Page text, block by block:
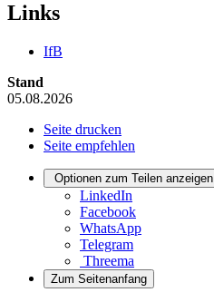
Links
IfB
Stand
05.08.2026
Seite drucken
Seite empfehlen
Optionen zum Teilen anzeigen
LinkedIn
Facebook
WhatsApp
Telegram
Threema
Zum Seitenanfang